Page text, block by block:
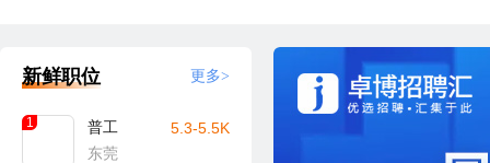
新鲜职位 更多>
1
普工
东莞
5.3-5.5K